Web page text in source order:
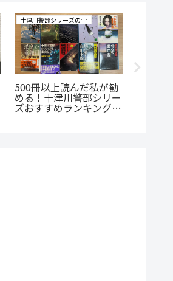
十津川警部シリーズの研究
500冊以上読んだ私が勧
める！十津川警部シリー
ズおすすめランキングベ